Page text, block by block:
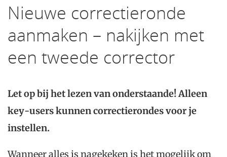
Nieuwe correctieronde
aanmaken – nakijken met
een tweede corrector
Let op bij het lezen van onderstaande! Alleen
key-users kunnen correctierondes voor je
instellen.
Wanneer alles is nagekeken is het mogelijk om